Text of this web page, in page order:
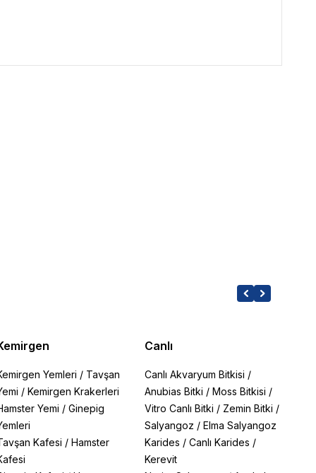
Yemleri / Tavşan
/ Kemirgen Krakerleri
Yemi / Ginepig
Kafesi / Hamster
Canlı
Canlı Akvaryum Bitkisi /
Anubias Bitki /Moss Bitkisi /
Vitro Canlı Bitki / Zemin Bitki /
Salyangoz /Elma Salyangoz
Karides /Canlı Karides /
Kerevit